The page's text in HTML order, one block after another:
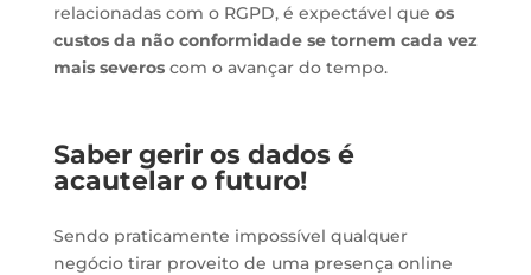
relacionadas com o RGPD, é expectável que os
custos da não conformidade se tornem cada vez
mais severos com o avançar do tempo.
Saber gerir os dados é
acautelar o futuro!
Sendo praticamente impossível qualquer
negócio tirar proveito de uma presença online